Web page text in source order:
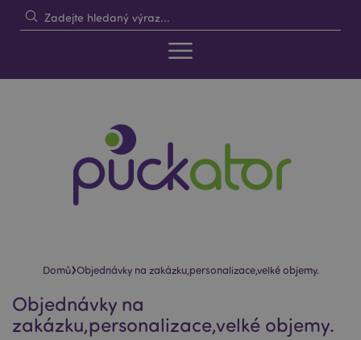
Domů›Objednávky na zakázku,personalizace,velké objemy.
Objednávky na
zakázku,personalizace,velké objemy.